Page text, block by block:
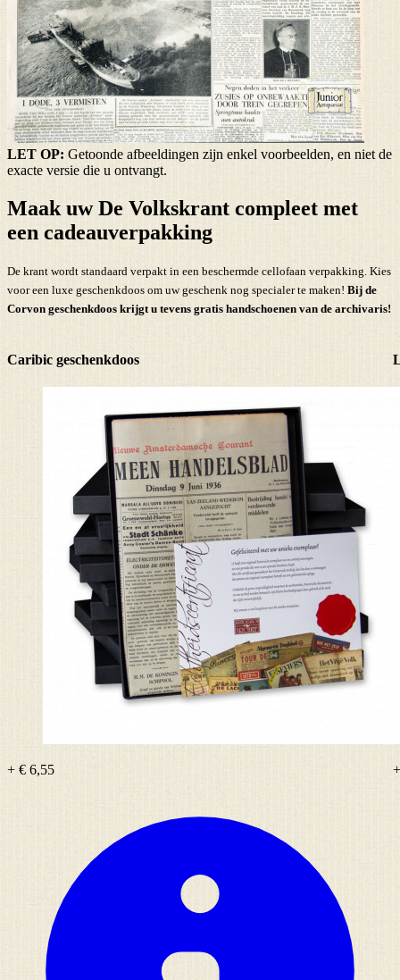
LET OP: Getoonde afbeeldingen zijn enkel voorbeelden, en niet de
exacte versie die u ontvangt.
Maak uw De Volkskrant compleet met
een cadeauverpakking
De krant wordt standaard verpakt in een beschermde cellofaan verpakking. Kies
voor een luxe geschenkdoos om uw geschenk nog specialer te maken! Bij de
Corvon geschenkdoos krijgt u tevens gratis handschoenen van de archivaris!
Caribic geschenkdoos
+ € 6,55